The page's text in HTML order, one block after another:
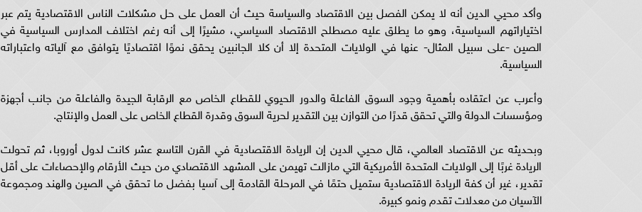
وأكد محيي الدين أنه لا يمكن الفصل بين الاقتصاد والسياسة حيث أن العمل على حل مشكلات الناس الاقتصادية يتم عبر
اختياراتهم السياسية، وهو ما يطلق عليه مصطلح الاقتصاد السياسي، مشيرًا إلى أنه رغم اختلاف المدارس السياسية في
الصين -على سبيل المثال- عنها في الولايات المتحدة إلا أن كلا الجانبين يحقق نموًا اقتصاديًا يتوافق مع آلياته واعتباراته
السياسية.
وأعرب عن اعتقاده بأهمية وجود السوق الفاعلة والدور الحيوي للقطاع الخاص مع الرقابة الجيدة والفاعلة من جانب أجهزة
ومؤسسات الدولة والتي تحقق قدرًا من التوازن بين التقدير لحرية السوق وقدرة القطاع الخاص على العمل والإنتاج.
وبحديثه عن الاقتصاد العالمي، قال محيي الدين إن الريادة الاقتصادية في القرن التاسع عشر كانت لدول أوروبا، ثم تحولت
الريادة غربًا إلى الولايات المتحدة الأمريكية التي مازالت تهيمن على المشهد الاقتصادي من حيث الأرقام والإحصاءات على أقل
تقدير، غير أن كفة الريادة الاقتصادية ستميل حتمًا في المرحلة القادمة إلى آسيا بفضل ما تحقق في الصين والهند ومجموعة
الآسيان من معدلات تقدم ونمو كبيرة.